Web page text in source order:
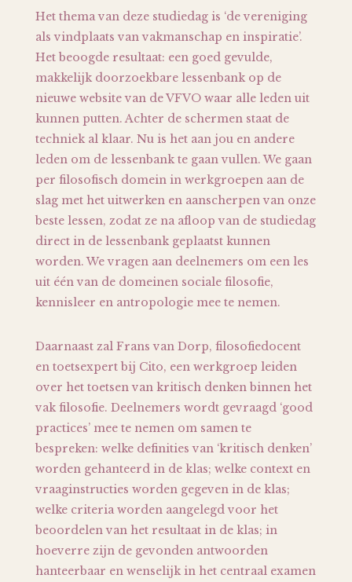
Het thema van deze studiedag is ‘de vereniging
als vindplaats van vakmanschap en inspiratie’.
Het beoogde resultaat: een goed gevulde,
makkelijk doorzoekbare lessenbank op de
nieuwe website van de VFVO waar alle leden uit
kunnen putten. Achter de schermen staat de
techniek al klaar. Nu is het aan jou en andere
leden om de lessenbank te gaan vullen. We gaan
per filosofisch domein in werkgroepen aan de
slag met het uitwerken en aanscherpen van onze
beste lessen, zodat ze na afloop van de studiedag
direct in de lessenbank geplaatst kunnen
worden. We vragen aan deelnemers om een les
uit één van de domeinen sociale filosofie,
kennisleer en antropologie mee te nemen.
Daarnaast zal Frans van Dorp, filosofiedocent
en toetsexpert bij Cito, een werkgroep leiden
over het toetsen van kritisch denken binnen het
vak filosofie. Deelnemers wordt gevraagd ‘good
practices’ mee te nemen om samen te
bespreken: welke definities van ‘kritisch denken’
worden gehanteerd in de klas; welke context en
vraaginstructies worden gegeven in de klas;
welke criteria worden aangelegd voor het
beoordelen van het resultaat in de klas; in
hoeverre zijn de gevonden antwoorden
hanteerbaar en wenselijk in het centraal examen